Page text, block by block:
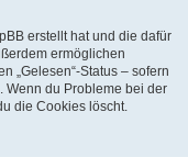
erstellt hat und die dafür
ermöglichen
„Gelesen“-Status – sofern
Wenn du Probleme bei der
die Cookies löscht.